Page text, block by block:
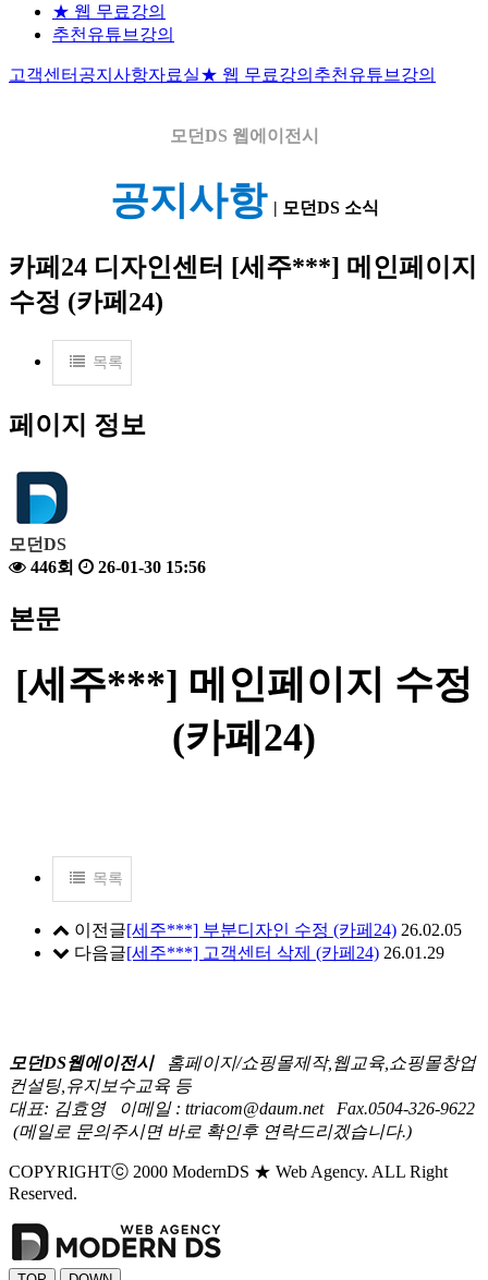
★ 웹 무료강의
추천유튜브강의
고객센터 공지사항자료실★ 웹 무료강의 추천유튜브강의
모던DS 웹에이전시
공지사항 | 모던DS 소식
카페24 디자인센터 [세주***] 메인페이지
수정 (카페24)
목록
페이지 정보
모던DS
446회
26-01-30 15:56
본문
[세주***] 메인페이지 수정
(카페24)
목록
이전글[세주***] 부분디자인 수정 (카페24) 26.02.05
다음글[세주***] 고객센터 삭제 (카페24) 26.01.29
모던DS웹에이전시홈페이지/쇼핑몰제작,웹교육,쇼핑몰창업
컨설팅,유지보수교육 등
대표: 김효영
이메일 : ttriacom@daum.net
Fax.0504-326-9622
(메일로 문의주시면 바로 확인후 연락드리겠습니다.)
COPYRIGHTⓒ 2000 ModernDS ★ Web Agency. ALL Right
Reserved.